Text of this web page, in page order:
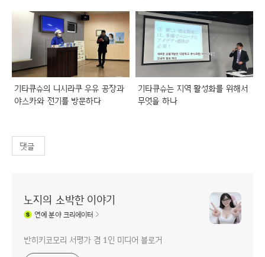
기타큐슈의 니시라쿠 우유 공장과
야스카와 전기를 방문하다
기타큐슈는 지역 활성화를 위해서
무엇을 하나
댓글
노지의 소박한 이야기
연예분야 크리에이터
반히키코모리 서평가 겸 1인 미디어 블로거